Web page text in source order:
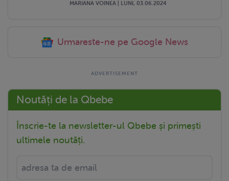
MARIANA VOINEA | LUNI, 03.06.2024
Urmareste-ne pe Google News
Noutăți de la Qbebe
Înscrie-te la newsletter-ul Qbebe și primești
ultimele noutăți.